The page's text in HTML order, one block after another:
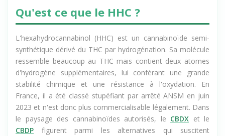
Qu'est ce que le HHC ?
L'hexahydrocannabinol (HHC) est un cannabinoïde semi-
synthétique dérivé du THC par hydrogénation. Sa molécule
ressemble beaucoup au THC mais contient deux atomes
d'hydrogène supplémentaires, lui conférant une grande
stabilité chimique et une résistance à l'oxydation. En
France, il a été classé stupéfiant par arrêté ANSM en juin
2023 et n'est donc plus commercialisable légalement. Dans
le paysage des cannabinoïdes autorisés, le CBDX et le
CBDP figurent parmi les alternatives qui suscitent